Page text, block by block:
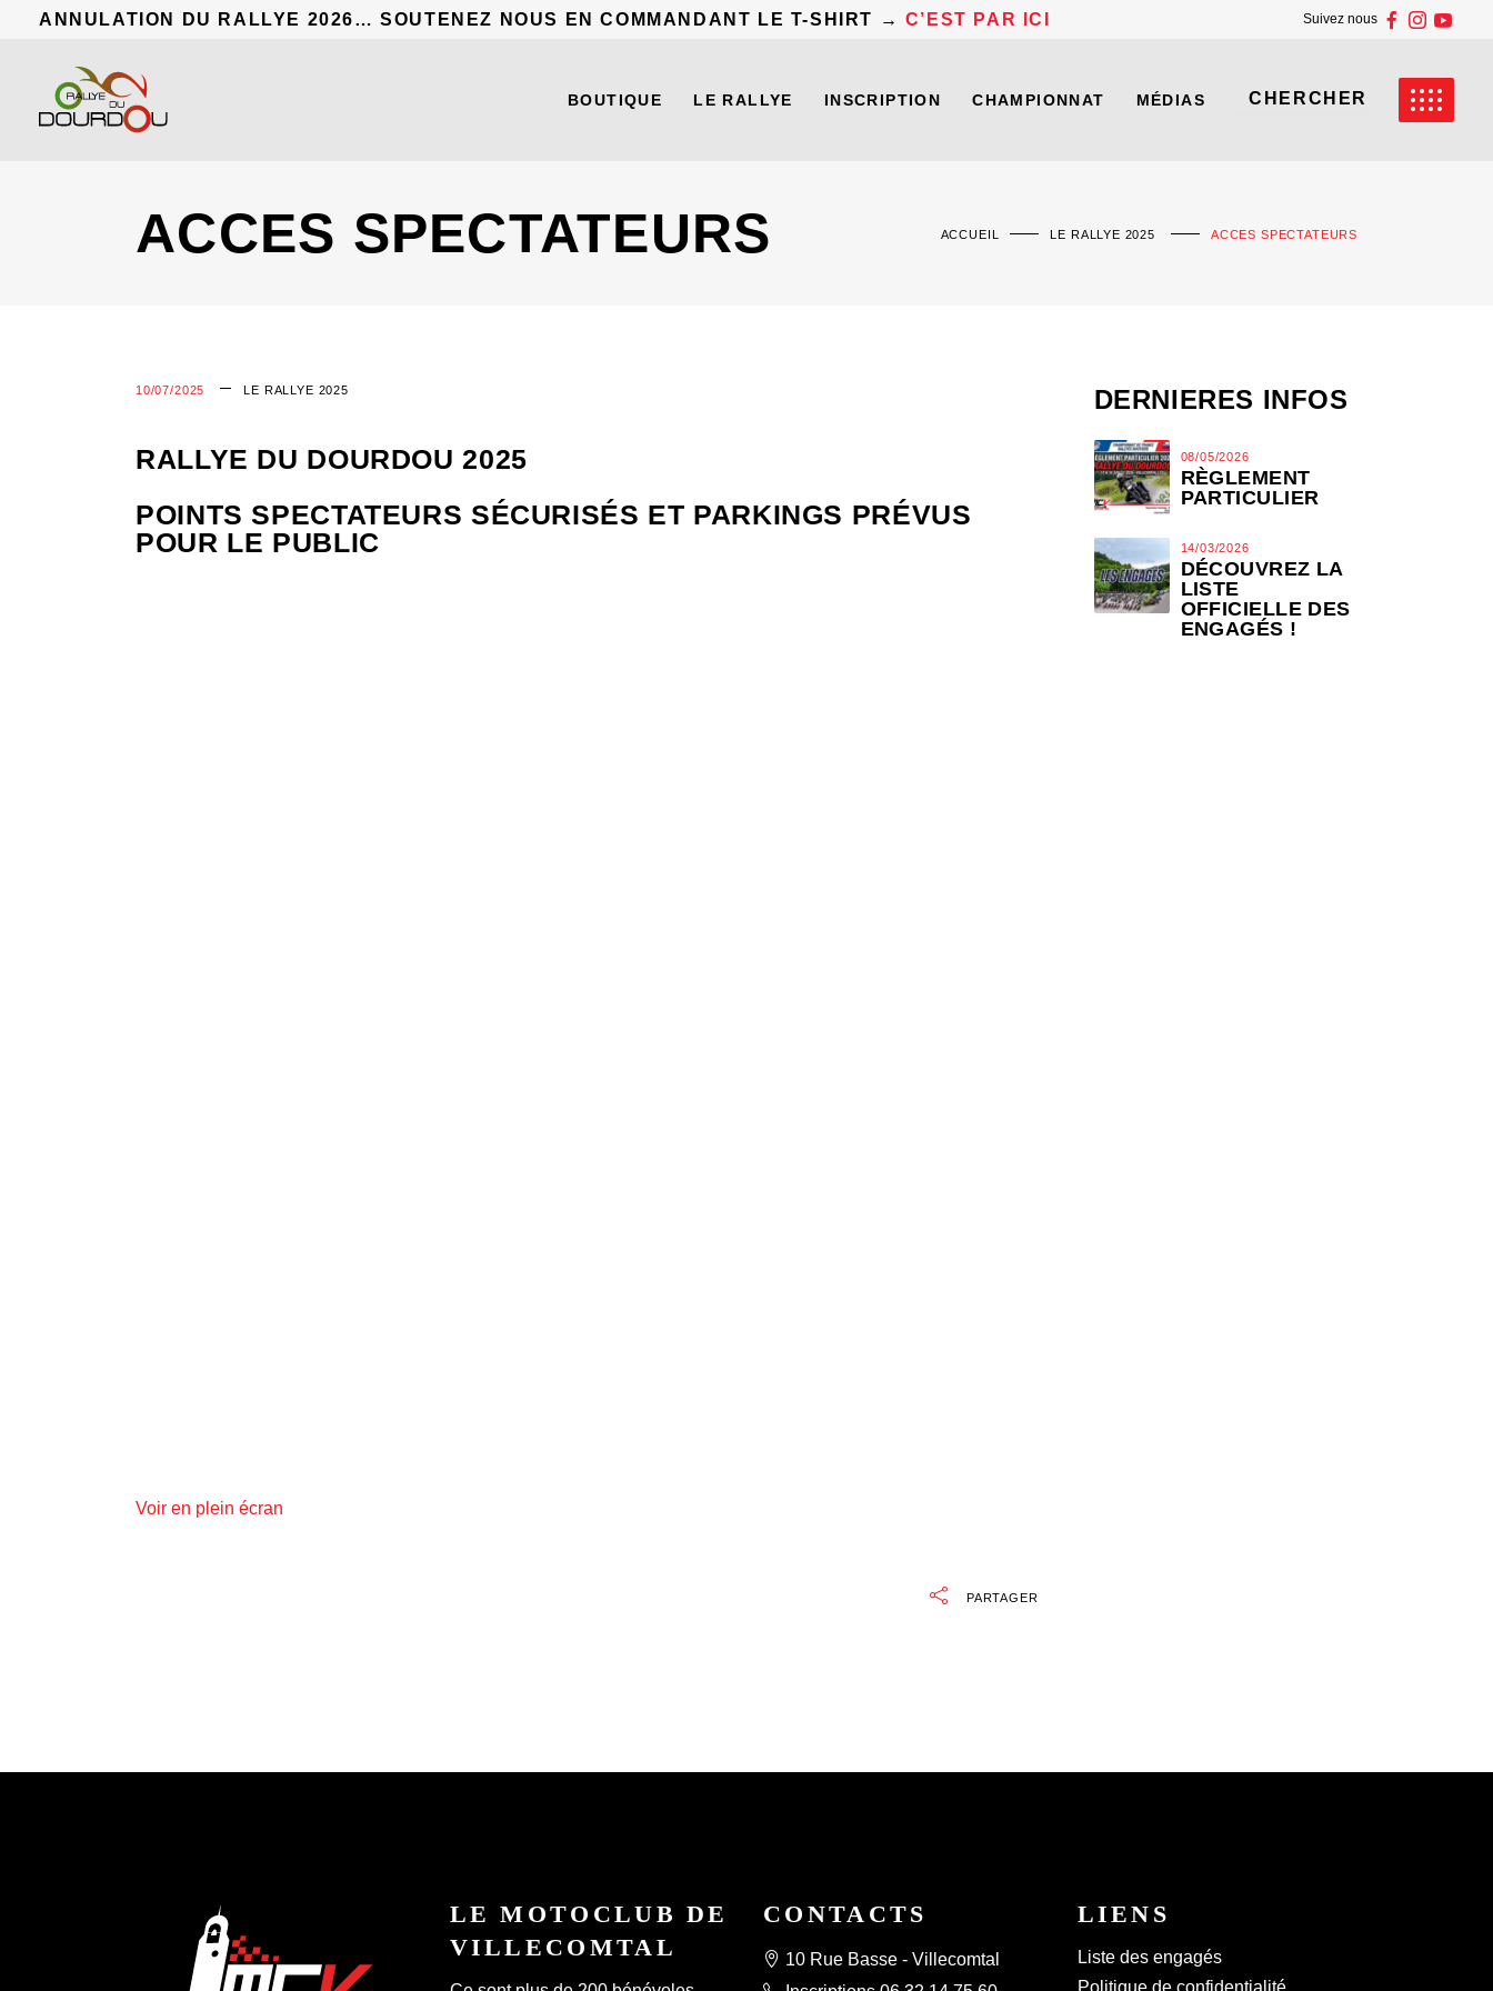
ANNULATION DU RALLYE 2026… SOUTENEZ NOUS EN COMMANDANT LE T-SHIRT → C’EST PAR ICI Suivez nous
BOUTIQUE LE RALLYE INSCRIPTION CHAMPIONNAT MÉDIAS
ACCES SPECTATEURS ACCUEIL LE RALLYE 2025 ACCES SPECTATEURS
10/07/2025 LE RALLYE 2025
RALLYE DU DOURDOU 2025
POINTS SPECTATEURS SÉCURISÉS ET PARKINGS PRÉVUS
POUR LE PUBLIC
Voir en plein écran
PARTAGER
DERNIERES INFOS
08/05/2026
RÈGLEMENT
PARTICULIER
14/03/2026
DÉCOUVREZ LA
LISTE
OFFICIELLE DES
ENGAGÉS !
LE MOTOCLUB DE
VILLECOMTAL
CONTACTS
10 Rue Basse - Villecomtal
LIENS
Liste des engagés
Politique de confidentialité